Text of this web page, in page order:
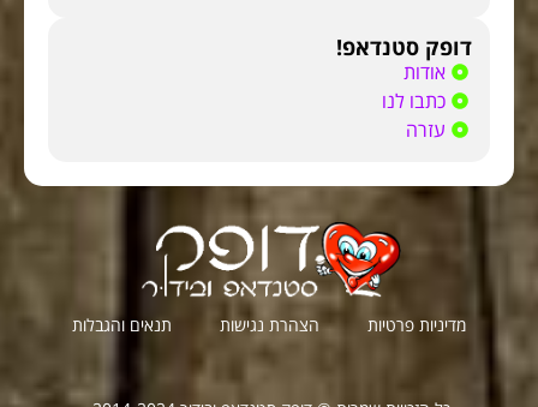
דופק סטנדאפ!
אודות
כתבו לנו
עזרה
מדיניות פרטיות הצהרת נגישות תנאים והגבלות